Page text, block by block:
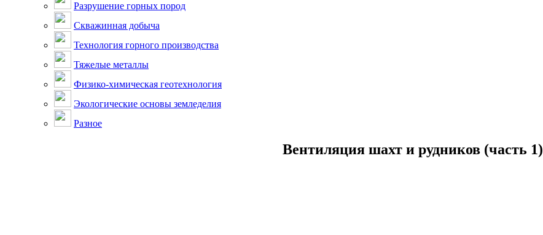
Разрушение горных пород
Скважинная добыча
Технология горного производства
Тяжелые металлы
Физико-химическая геотехнология
Экологические основы земледелия
Разное
Вентиляция шахт и рудников (часть 1)